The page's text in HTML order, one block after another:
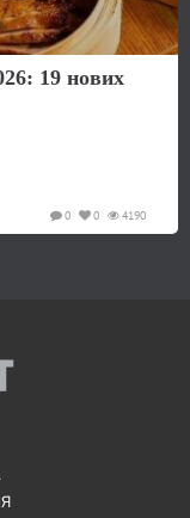
19 нових
4190
0
0